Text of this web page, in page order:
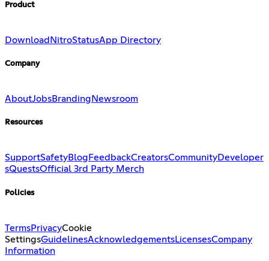
Product
Download NitroStatusApp Directory
Company
AboutJobsBranding Newsroom
Resources
SupportSafetyBlog FeedbackCreatorsCommunityDeveloper
sQuestsOfficial 3rd Party Merch
Policies
TermsPrivacyCookie
SettingsGuidelinesAcknowledgementsLicensesCompany
Information